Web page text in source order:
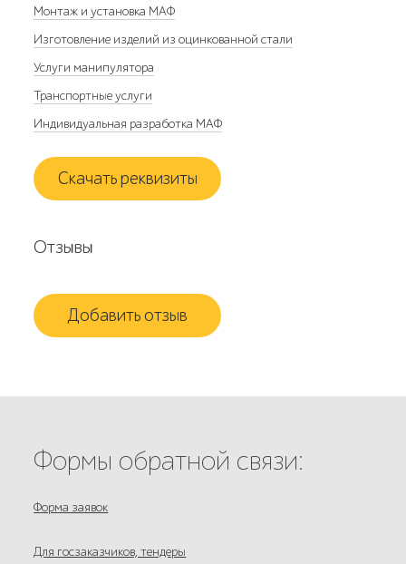
Монтаж и установка МАФ
Изготовление изделий из оцинкованной стали
Услуги манипулятора
Транспортные услуги
Индивидуальная разработка МАФ
Скачать реквизиты
Отзывы
Добавить отзыв
Формы обратной связи:
Форма заявок
Для госзаказчиков, тендеры